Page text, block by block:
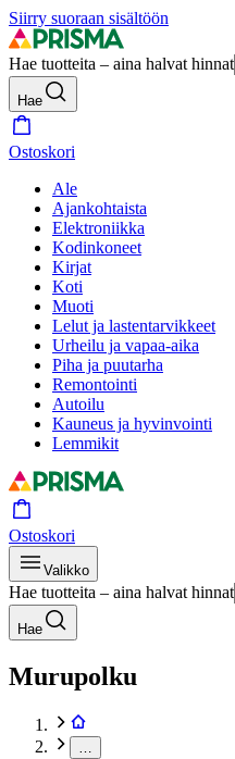
Siirry suoraan sisältöön
Hae tuotteita – aina halvat hinnat
Hae
Ostoskori
Ale
Ajankohtaista
Elektroniikka
Kodinkoneet
Kirjat
Koti
Muoti
Lelut ja lastentarvikkeet
Urheilu ja vapaa-aika
Piha ja puutarha
Remontointi
Autoilu
Kauneus ja hyvinvointi
Lemmikit
Ostoskori
Valikko
Hae tuotteita – aina halvat hinnat
Hae
Murupolku